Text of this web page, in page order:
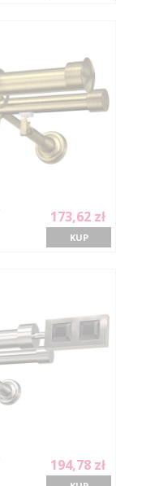
173,62 zł
KUP
194,78 zł